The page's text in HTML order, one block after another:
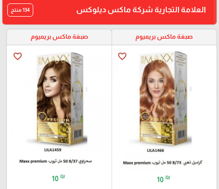
العلامة التجارية شركة ماكس ديلوكس 134 منتج
صبغة ماكس بريميوم
favorite_border
10 ₪
صبغة ماكس بريميوم
favorite_border
10 ₪